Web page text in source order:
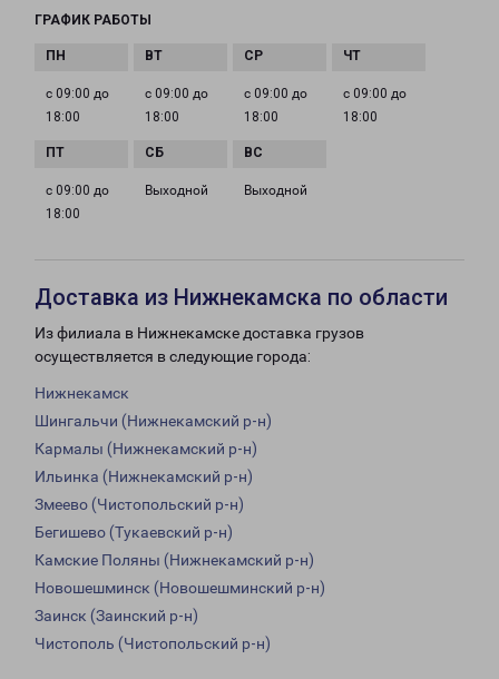
ГРАФИК РАБОТЫ
с 09:00 до
18:00
с 09:00 до
18:00
с 09:00 до
18:00
с 09:00 до
18:00
с 09:00 до
18:00
Выходной Выходной
Доставка из Нижнекамска по области
Из филиала в Нижнекамске доставка грузов
осуществляется в следующие города:
Нижнекамск
Шингальчи (Нижнекамский р-н)
Кармалы (Нижнекамский р-н)
Ильинка (Нижнекамский р-н)
Змеево (Чистопольский р-н)
Бегишево (Тукаевский р-н)
Камские Поляны (Нижнекамский р-н)
Новошешминск (Новошешминский р-н)
Заинск (Заинский р-н)
Чистополь (Чистопольский р-н)